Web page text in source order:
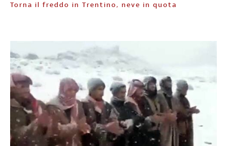
Torna il freddo in Trentino, neve in quota